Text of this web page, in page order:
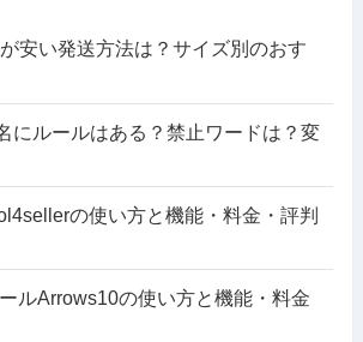
安い発送方法は？サイズ別のおす
にルールはある？禁止ワードは？変
の使い方と機能・料金・評判
ルArrows10の使い方と機能・料金